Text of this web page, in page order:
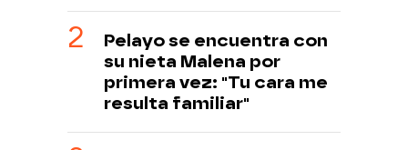
Pelayo se encuentra con
su nieta Malena por
primera vez: "Tu cara me
resulta familiar"